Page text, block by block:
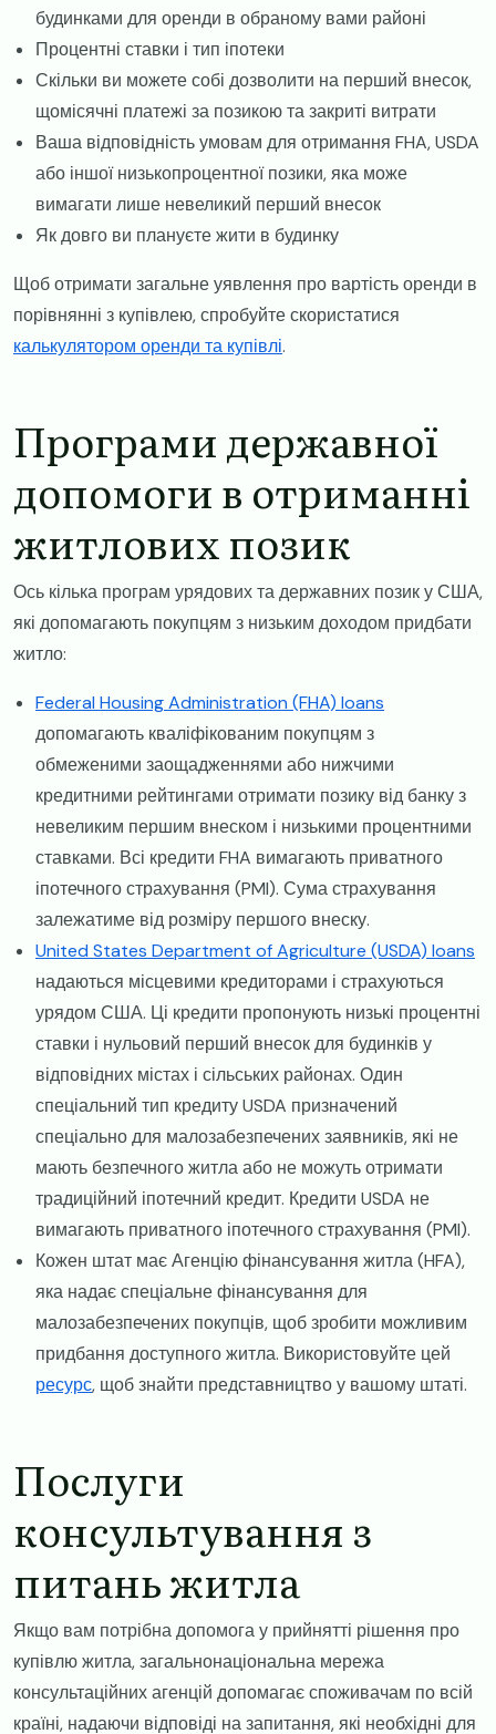
будинками для оренди в обраному вами районі
​Процентні ставки і тип іпотеки
​Скільки ви можете собі дозволити на перший внесок,
щомісячні платежі за позикою та закриті витрати
​Ваша відповідність умовам для отримання FHA, USDA
або іншої низькопроцентної позики, яка може
вимагати лише невеликий перший внесок
​Як довго ви плануєте жити в будинку
​Щоб отримати загальне уявлення про вартість оренди в
порівнянні з купівлею, спробуйте скористатися
калькулятором оренди та купівлі.
​Програми державної
допомоги в отриманні
житлових позик
Ось кілька програм урядових та державних позик у США,
які допомагають покупцям з низьким доходом придбати
житло:
Federal Housing Administration (FHA) loans
допомагають кваліфікованим покупцям з
обмеженими заощадженнями або нижчими
кредитними рейтингами отримати позику від банку з
невеликим першим внеском і низькими процентними
ставками. Всі кредити FHA вимагають приватного
іпотечного страхування (PMI). Сума страхування
залежатиме від розміру першого внеску.
United States Department of Agriculture (USDA) loans
надаються місцевими кредиторами і страхуються
урядом США. Ці кредити пропонують низькі процентні
ставки і нульовий перший внесок для будинків у
відповідних містах і сільських районах. Один
спеціальний тип кредиту USDA призначений
спеціально для малозабезпечених заявників, які не
мають безпечного житла або не можуть отримати
традиційний іпотечний кредит. Кредити USDA не
вимагають приватного іпотечного страхування (PMI).
​Кожен штат має Агенцію фінансування житла (HFA),
яка надає спеціальне фінансування для
малозабезпечених покупців, щоб зробити можливим
придбання доступного житла. Використовуйте цей
ресурс, щоб знайти представництво у вашому штаті.
​Послуги
консультування з
питань житла
​Якщо вам потрібна допомога у прийнятті рішення про
купівлю житла, загальнонаціональна мережа
консультаційних агенцій допомагає споживачам по всій
країні, надаючи відповіді на запитання, які необхідні для